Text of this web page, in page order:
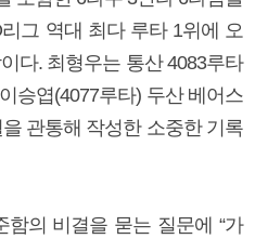
그 역대 최다 루타 1위에 오
다. 최형우는 통산 4083루타
승엽(4077루타) 두산 베어스
관통해 작성한 소중한 기록
의 비결을 묻는 질문에 “가